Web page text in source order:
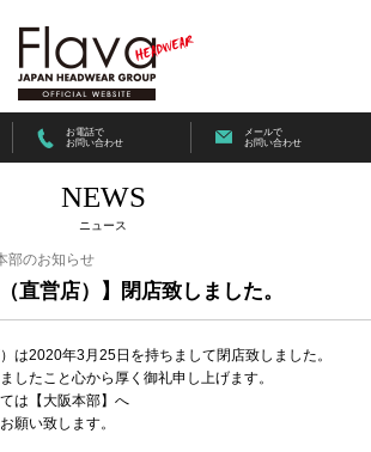
お電話で
お問い合わせ
メールで
お問い合わせ
NEWS
ニュース
部のお知らせ
直営店）】閉店致しました。
は2020年3月25日を持ちまして閉店致しました。
したこと心から厚く御礼申し上げます。
は【大阪本部】へ
願い致します。